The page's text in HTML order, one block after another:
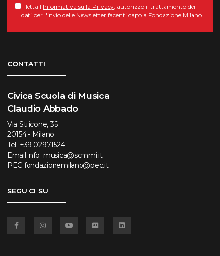
letta l'Informativa sulla Privacy, autorizzo il trattamento dei
dati per l'invio delle Newsletter facenti capo a Fondazione Milano.
CONTATTI
Civica Scuola di Musica
Claudio Abbado
Via Stilicone, 36
20154 - Milano
Tel. +39 02971524
Email info_musica@scmmi.it
PEC fondazionemilano@pec.it
SEGUICI SU